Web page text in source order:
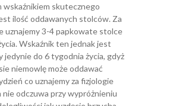
wskaźnikiem skutecznego
ilość oddawanych stolców. Za
uznajemy 3-4 papkowate stolce
Wskaźnik ten jednak jest
jedynie do 6 tygodnia życia, gdyż
niemowlę może oddawać
co uznajemy za fizjologie
nie odczuwa przy wypróżnieniu